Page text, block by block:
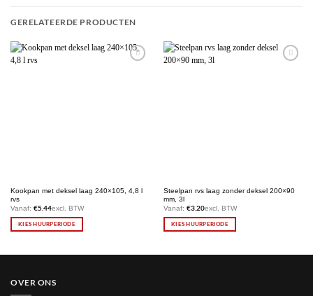
GERELATEERDE PRODUCTEN
Kookpan met deksel laag 240×105, 4,8 l
rvs
Vanaf: €5.44excl. BTW
KIES HUURPERIODE
Steelpan rvs laag zonder deksel 200×90
mm, 3l
Vanaf: €3.20excl. BTW
KIES HUURPERIODE
OVER ONS